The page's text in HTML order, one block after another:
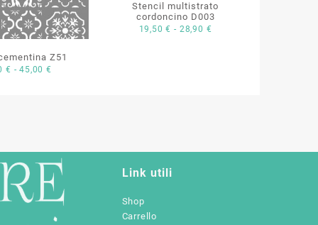
Z51
€ - 45,00€
45,00 €
Stencil multistrato
cordoncino D003
19,50€ - 28,90 €
Link utili
Shop
Carrello